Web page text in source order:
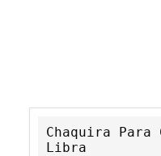
Chaquira Para
Libra